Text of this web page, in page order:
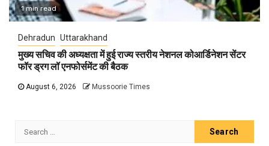
1 min read
Dehradun Uttarakhand
मुख्य सचिव की अध्यक्षता में हुई राज्य स्तरीय नेशनल कोआर्डिनेशन सेंटर
फॉर ड्रग लॉ एनफोर्समेंट की बैठक
August 6, 2026 Mussoorie Times
Search